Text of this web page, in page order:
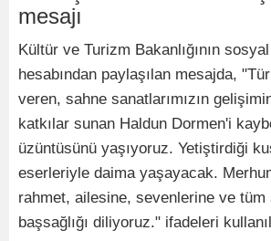
mesajı
Kültür ve Turizm Bakanlığının
hesabından paylaşılan mesajda,
veren, sahne sanatlarımızın
katkılar sunan Haldun Dormen'i
üzüntüsünü yaşıyoruz. Yetiştirdiği
eserleriyle daima yaşayacak.
rahmet, ailesine, sevenlerine ve tüm
başsağlığı diliyoruz." ifadeleri